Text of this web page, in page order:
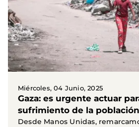
Miércoles, 04 Junio, 2025
Gaza: es urgente actuar
sufrimiento de la
Desde Manos Unidas,